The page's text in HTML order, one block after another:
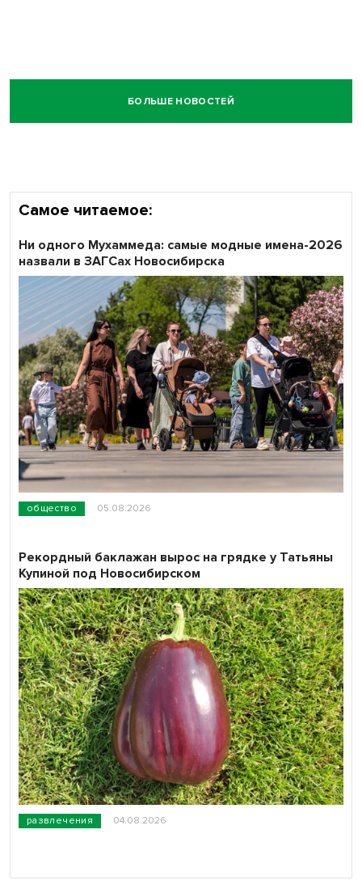
БОЛЬШЕ НОВОСТЕЙ
Самое читаемое:
общество 05.08.2026
Ни одного Мухаммеда: самые модные имена-2026
назвали в ЗАГСах Новосибирска
развлечения 04.08.2026
Рекордный баклажан вырос на грядке у Татьяны
Купиной под Новосибирском